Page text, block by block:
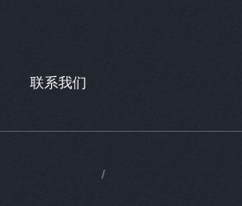
联系我们